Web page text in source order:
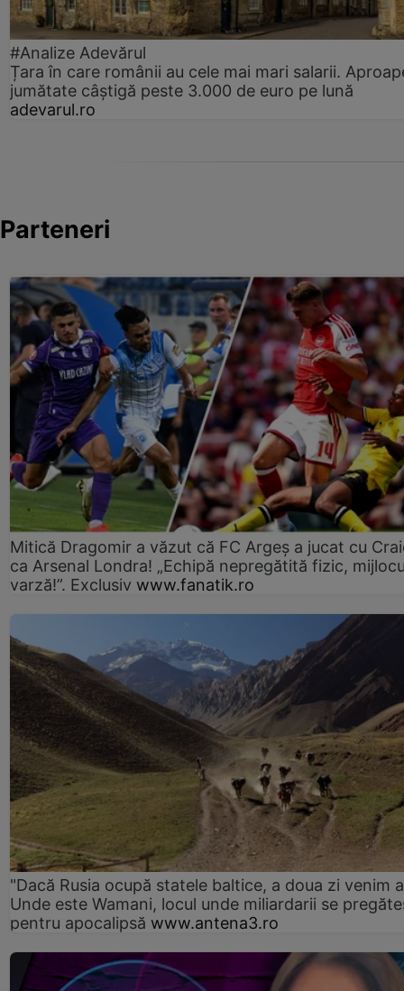
#Analize Adevărul
Țara în care românii au cele mai mari salarii.
jumătate câștigă peste 3.000 de euro pe lună
adevarul.ro
Parteneri
Mitică Dragomir a văzut că FC Argeș a jucat cu
ca Arsenal Londra! „Echipă nepregătită fizic,
varză!”. Exclusiv www.fanatik.ro
"Dacă Rusia ocupă statele baltice, a doua zi venim
Unde este Wamani, locul unde miliardarii se
pentru apocalipsă www.antena3.ro